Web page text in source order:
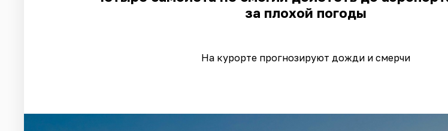
за плохой погоды
На курорте прогнозируют дожди и смерчи